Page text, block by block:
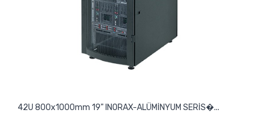
42U 800x1000mm 19" INORAX-ALÜMİNYUM SERİS�...